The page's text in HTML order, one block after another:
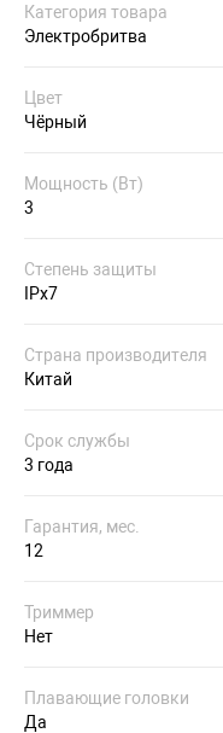
Категория товара
Электробритва
Цвет
Чёрный
Мощность (Вт)
3
Степень защиты
IPx7
Страна производителя
Китай
Срок службы
3 года
Гарантия, мес.
12
Триммер
Нет
Плавающие головки
Да